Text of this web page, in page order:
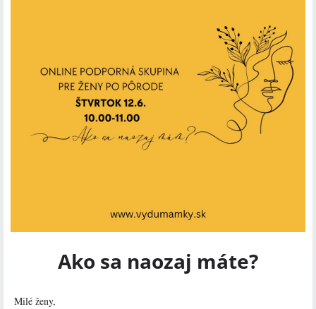
Ako sa naozaj máte?
Milé ženy,